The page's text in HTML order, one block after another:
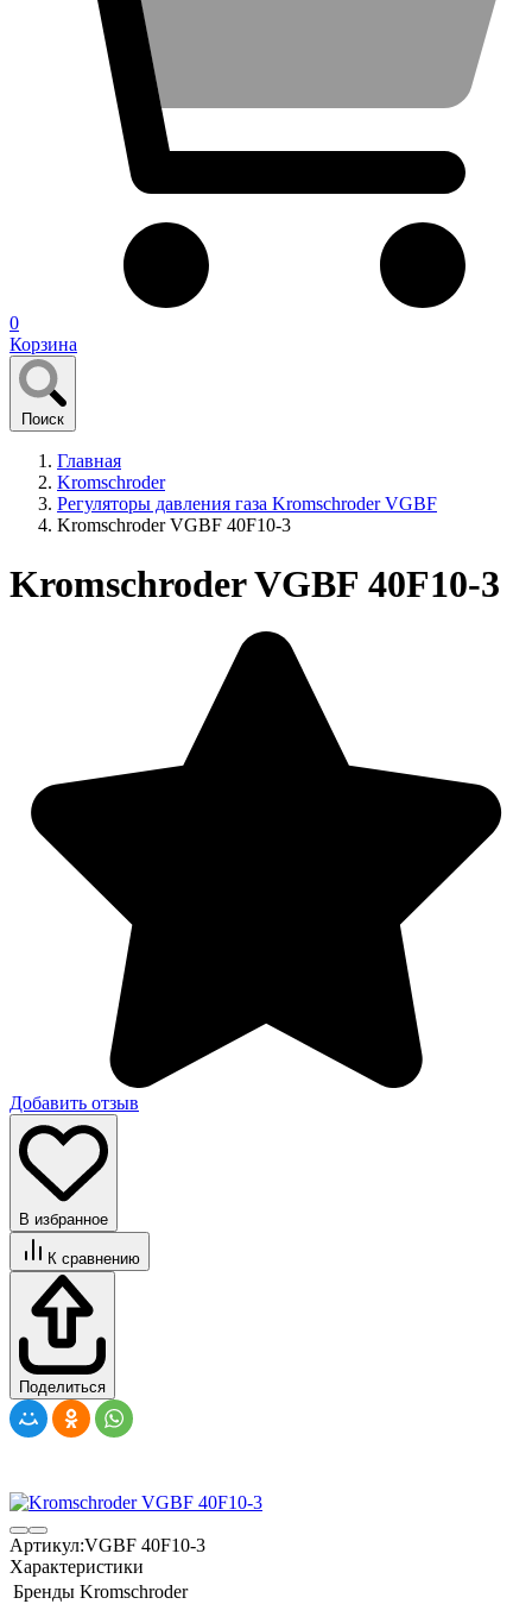
0
Корзина
Поиск
Главная
Kromschroder
Регуляторы давления газа Kromschroder VGBF
Kromschroder VGBF 40F10-3
Kromschroder VGBF 40F10-3
Добавить отзыв
В избранное
К сравнению
Поделиться
Артикул:VGBF 40F10-3
Характеристики
Бренды Kromschroder